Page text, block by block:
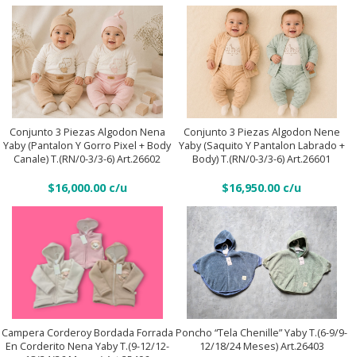
meses)
Art.26701
quantity
(Pantalon
gorro
Pixel
canale)
T.
(RN/0-
6)
Art.26603
quantity
Conjunto 3 Piezas Algodon Nena
Yaby (Pantalon Y Gorro Pixel + Body
Canale) T.(RN/0-3/3-6) Art.26602
$16,000.00
Conjunto
piezas
Algodon
(Pantalon
Pixel
body
canale)
T.
Añadir Al Carrito
Conjunto 3 Piezas Algodon Nene
Yaby (Saquito Y Pantalon Labrado +
Body) T.(RN/0-3/3-6) Art.26601
$16,950.00
Conjunto
piezas
Algodon
(Saquito
Pantalon
labrado
body)
T.
(RN/0-
Añadir Al Carrito
Campera Corderoy Bordada Forrada
En Corderito Nena Yaby T.(9-12/12-
Campera
Corderoy
bordada
Añadir Al Carrito
Poncho “Tela Chenille” Yaby T.(6-9/9-
12/18/24 Meses) Art.26403
Poncho
“Tela
Chenille”
Yaby
Añadir Al Carrito